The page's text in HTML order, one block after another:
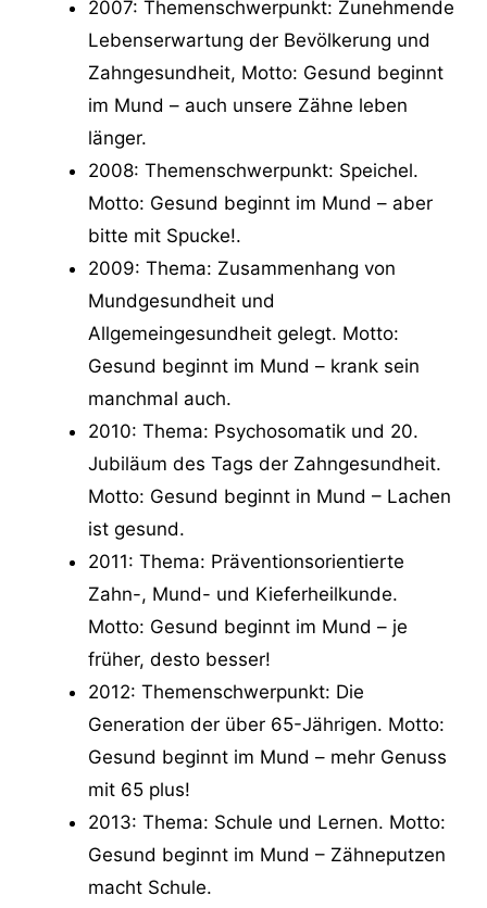
2007: Themenschwerpunkt: Zunehmende
Lebenserwartung der Bevölkerung und
Zahngesundheit, Motto: Gesund beginnt
im Mund – auch unsere Zähne leben
länger.
2008: Themenschwerpunkt: Speichel.
Motto: Gesund beginnt im Mund – aber
bitte mit Spucke!.
2009: Thema: Zusammenhang von
Mundgesundheit und
Allgemeingesundheit gelegt. Motto:
Gesund beginnt im Mund – krank sein
manchmal auch.
2010: Thema: Psychosomatik und 20.
Jubiläum des Tags der Zahngesundheit.
Motto: Gesund beginnt in Mund – Lachen
ist gesund.
2011: Thema: Präventionsorientierte
Zahn-, Mund- und Kieferheilkunde.
Motto: Gesund beginnt im Mund – je
früher, desto besser!
2012: Themenschwerpunkt: Die
Generation der über 65-Jährigen. Motto:
Gesund beginnt im Mund – mehr Genuss
mit 65 plus!
2013: Thema: Schule und Lernen. Motto:
Gesund beginnt im Mund – Zähneputzen
macht Schule.